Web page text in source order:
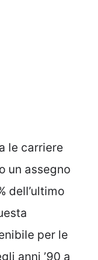
le carriere
un assegno
dell’ultimo
per le
anni ’90 a